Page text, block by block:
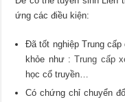
ứng các điều kiện:
Đã tốt nghiệp Trung
khỏe như :Trung cấp
học cổ truyền…
Có chứng chỉ chuyển